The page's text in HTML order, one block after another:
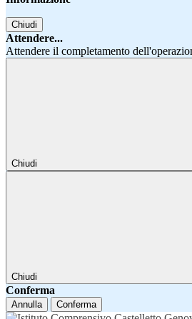
Chiudi
Attendere...
Attendere il completamento
Chiudi
Chiudi
Conferma
Annulla Conferma